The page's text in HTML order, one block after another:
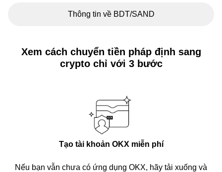
Thông tin về BDT/SAND
Xem cách chuyển tiền pháp định sang
crypto chỉ với 3 bước
Tạo tài khoản OKX miễn phí
Nếu bạn vẫn chưa có ứng dụng OKX, hãy tải xuống và